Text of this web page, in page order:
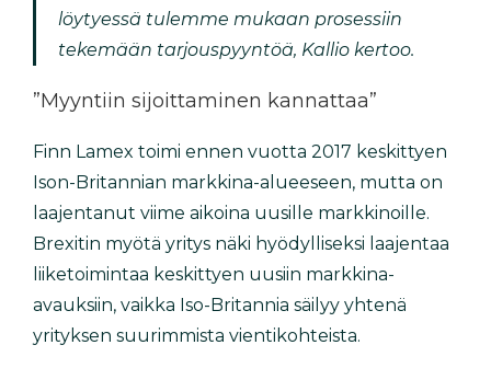
löytyessä tulemme mukaan prosessiin
tekemään tarjouspyyntöä, Kallio kertoo.
”Myyntiin sijoittaminen kannattaa”
Finn Lamex toimi ennen vuotta 2017 keskittyen
Ison-Britannian markkina-alueeseen, mutta on
laajentanut viime aikoina uusille markkinoille.
Brexitin myötä yritys näki hyödylliseksi laajentaa
liiketoimintaa keskittyen uusiin markkina-
avauksiin, vaikka Iso-Britannia säilyy yhtenä
yrityksen suurimmista vientikohteista.